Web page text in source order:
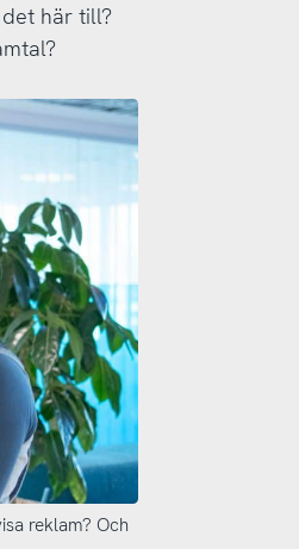
här till?
reklam? Och